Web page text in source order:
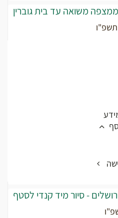
משואה עד בית גוברין
- סיור מיד קנדי לסטף